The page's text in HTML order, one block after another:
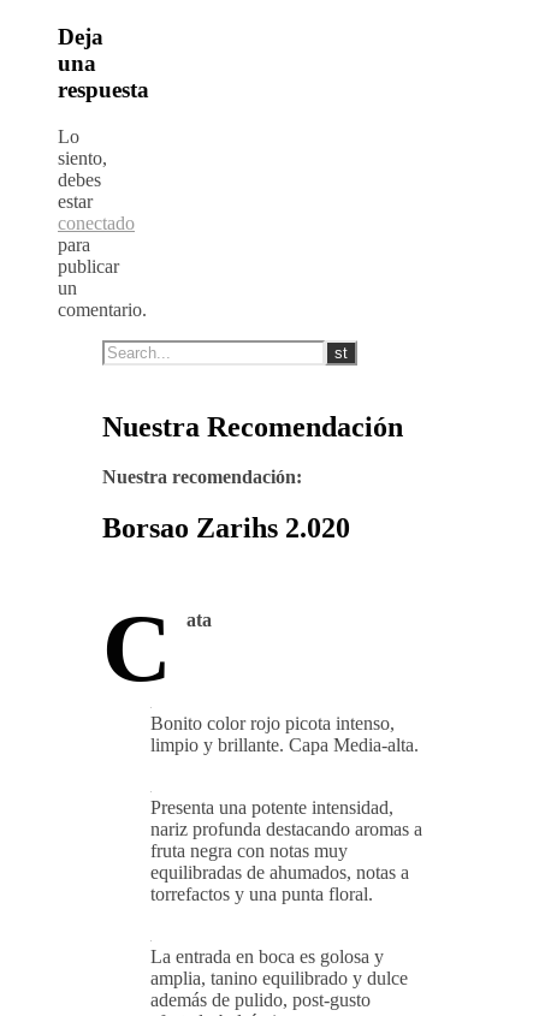
Deja
una
respuesta
Lo
siento,
debes
estar
conectado
para
publicar
un
comentario.
Nuestra Recomendación
Nuestra recomendación:
Borsao Zarihs 2.020
C ata
limpio y brillante. Capa Media-alta.
Presenta una potente intensidad,
fruta negra con notas muy
equilibradas de ahumados, notas a
torrefactos y una punta floral.